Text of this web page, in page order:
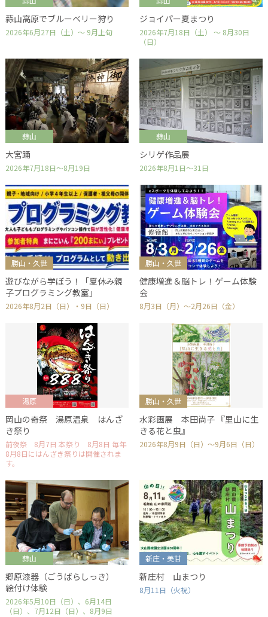
蒜山高原でブルーベリー狩り
2026年6月27日（土）～ 9月上旬
ジョイパー夏まつり
2026年7月18日（土） ～ 8月30日
（日）
蒜山
大宮踊
2026年7月18日～8月19日
蒜山
シリゲ作品展
2026年8月1日～31日
勝山・久世
遊びながら学ぼう！「夏休み親
子プログラミング教室」
2026年8月2日（日）・9日（日）
勝山・久世
健康増進＆脳トレ！ゲーム体験
会
8月3日（月）～2月26日（金）
湯原
岡山の奇祭 湯原温泉 はんざ
き祭り
前夜祭 8月7日 本祭り 8月8日 毎年
8月8日にはんざき祭りは開催されま
す。
勝山・久世
水彩画展 本田尚子 『里山に生
きる花と虫』
2026年8月9日（日）～9月6日（日）
蒜山
郷原漆器（ごうばらしっき）
絵付け体験
2026年5月10日（日）、6月14日
（日）、7月12日（日）、8月9日
新庄・美甘
新庄村 山まつり
8月11日（火祝）